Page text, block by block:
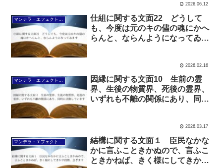
2026.06.12
仕組に関する文面22 どうして
も、今度は元のキの儘の魂にかへ
らんと、ならんようになってゐま
2026.02.16
マンデラ・エフェクト文面（2025年6月24日～
因縁に関する文面10 生前の霊
界、生後の物質界、死後の霊界、
いずれも不離の関係にあり、同時
2026.03.17
マンデラ・エフェクト文面（2025年6月24日～
結構に関する文面１ 臣民なかな
かに言ふこときかぬので、言ふこ
ときかねば、きく様にしてきかす